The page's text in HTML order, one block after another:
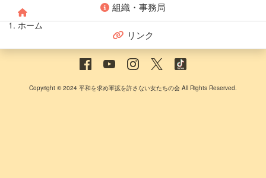
組織・事務局
リンク
ホーム
Copyright © 2024 平和を求め軍拡を許さない女たちの会 All Rights Reserved.